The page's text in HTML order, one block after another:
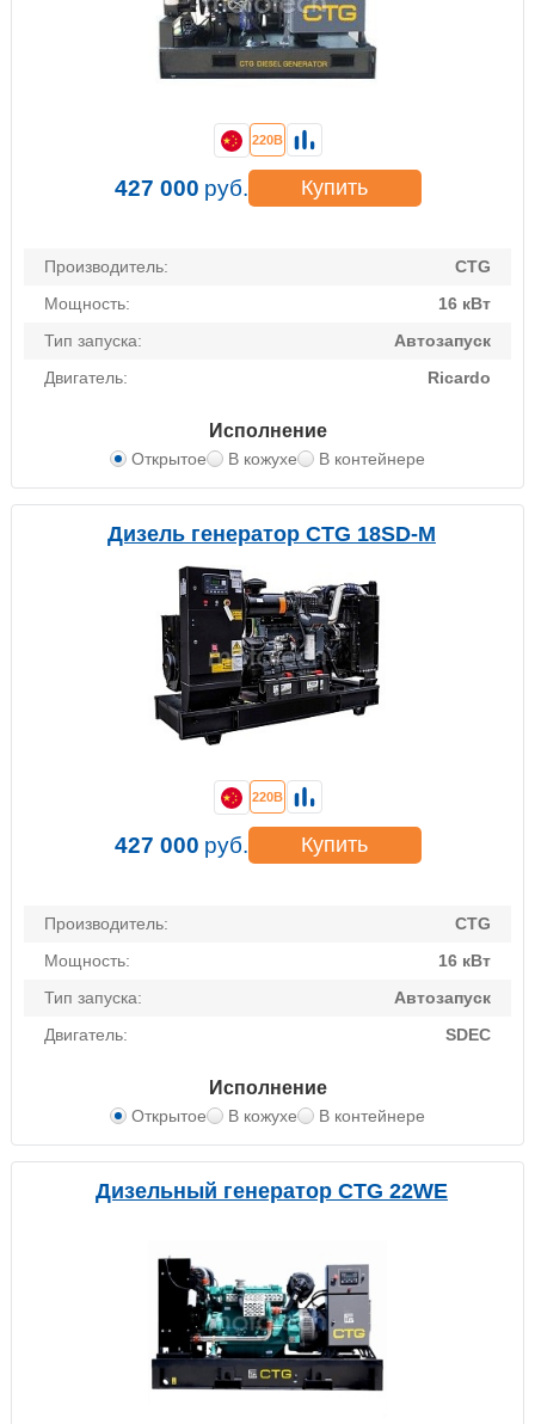
Производитель:
CTG
Мощность:
16 кВт
Тип запуска:
Автозапуск
Двигатель:
Ricardo
Исполнение
Открытое В кожухе В контейнере
220В
427 000 руб. Купить
Дизель генератор CTG 18SD-M
Производитель:
CTG
Мощность:
16 кВт
Тип запуска:
Автозапуск
Двигатель:
SDEC
Исполнение
Открытое В кожухе В контейнере
220В
427 000 руб. Купить
Дизельный генератор CTG 22WE